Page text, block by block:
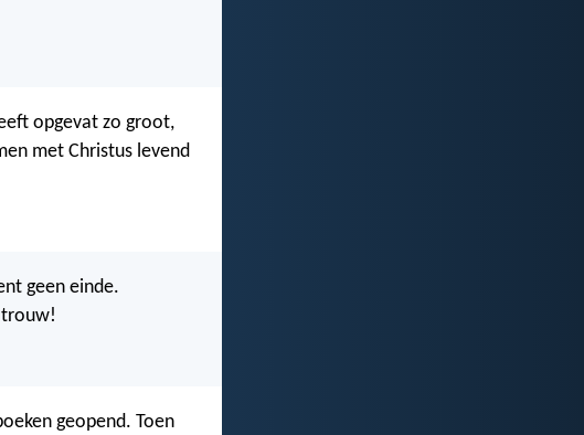
opgevat zo groot,
met Christus levend
geen einde.
trouw!
geopend. Toen